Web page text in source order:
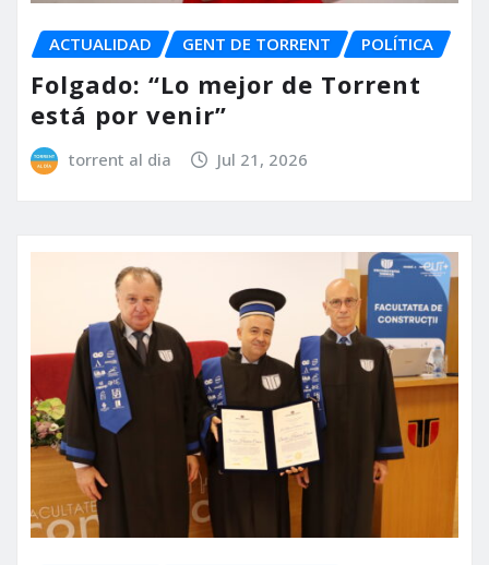
ACTUALIDAD GENT DE TORRENT POLÍTICA
Folgado: “Lo mejor de Torrent
está por venir”
torrent al dia Jul 21, 2026